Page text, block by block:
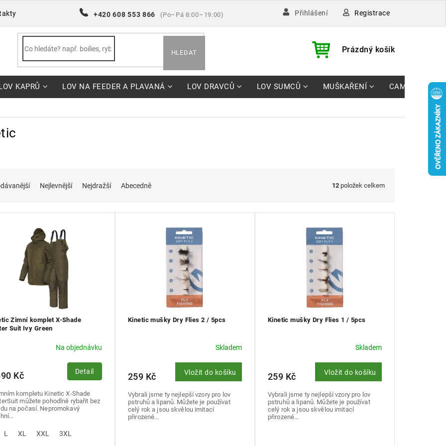
+420 608 553 866 (Po–Pá 8:00–19:00) Přihlášení Registrace
HLEDAT
NÁKUPNÍ
Prázdný košík
KAPRŮ LOV NA FEEDER A PLAVANÁ LOV DRAVCŮ LOV SUMCŮ MUŠKAŘENÍ CAMPING
Nejlevnější Nejdražší Abecedně 12 položek celkem
Zimní komplet X-Shade
Suit Ivy Green
Na objednávku
Kč Detail
kompletu Kinetic X-Shade
můžete pohodlně rybařit bez
na počasí. Nepromokavý
L XL XXL 3XL
Kinetic mušky Dry Flies 2 / 5pcs
Skladem
259 Kč Vložit do košíku
Vybrali jsme ty nejlepší vzory pro lov
pstruhů a lipanů. Můžete je používat
celý rok a jsou skvělou imitací
přirozené...
Kinetic mušky Dry Flies 1 / 5pcs
Skladem
259 Kč Vložit do košíku
Vybrali jsme ty nejlepší vzory pro lov
pstruhů a lipanů. Můžete je používat
celý rok a jsou skvělou imitací
přirozené...